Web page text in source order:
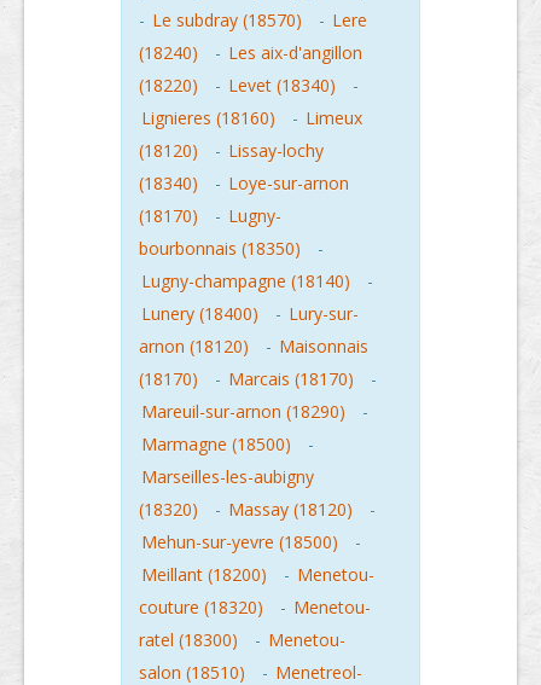
- Le subdray (18570) - Lere
(18240)
- Les aix-d'angillon
(18220)
- Levet (18340)
-
Lignieres (18160)
- Limeux
(18120)
- Lissay-lochy
(18340)
- Loye-sur-arnon
(18170)
- Lugny-
bourbonnais (18350)
-
Lugny-champagne (18140)
-
Lunery (18400)
- Lury-sur-
arnon (18120)
- Maisonnais
(18170)
- Marcais (18170)
-
Mareuil-sur-arnon (18290)
-
Marmagne (18500)
-
Marseilles-les-aubigny
(18320)
- Massay (18120)
-
Mehun-sur-yevre (18500)
-
Meillant (18200)
- Menetou-
couture (18320)
- Menetou-
ratel (18300)
- Menetou-
salon (18510)
- Menetreol-